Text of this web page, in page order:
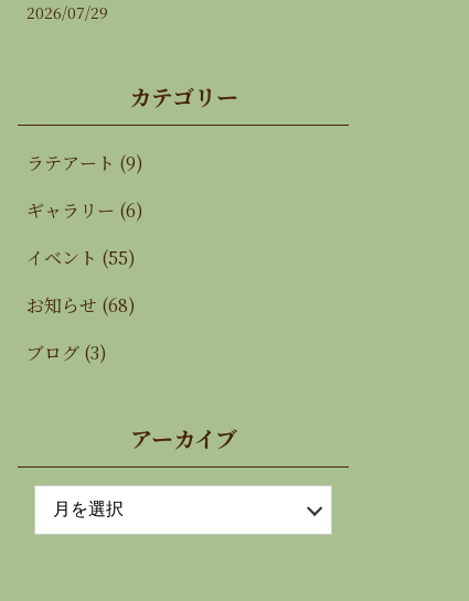
2026/07/29
カテゴリー
ラテアート (9)
ギャラリー (6)
イベント (55)
お知らせ (68)
ブログ (3)
アーカイブ